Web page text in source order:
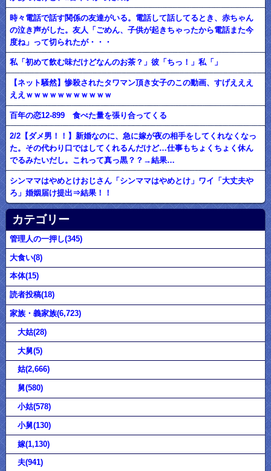
時々電話で話す関係の友達がいる。電話して話してるとき、赤ちゃん
の泣き声がした。友人「ごめん、子供が起きちゃったから電話また今
度ね」って切られたが・・・
私「初めて飲む味だけどなんのお茶？」彼「ちっ！」私「」
【ネット騒然】惨殺されたタワマン頂き女子のこの動画、すげえええ
ええｗｗｗｗｗｗｗｗｗｗｗ
百年の恋12-899 食べた量を張り合ってくる
2/2【ダメ男！！】新婚なのに、急に嫁が夜の相手をしてくれなくなっ
た。その代わり口ではしてくれるんだけど…仕事もちょくちょく休ん
でるみたいだし。これって真っ黒？？→結果…
シンママはやめとけおじさん「シンママはやめとけ」ワイ「大丈夫や
ろ」婚姻届け提出⇒結果！！
カテゴリー
管理人の一押し(345)
大食い(8)
本体(15)
読者投稿(18)
家族・義家族(6,723)
大姑(28)
大舅(5)
姑(2,666)
舅(580)
小姑(578)
小舅(130)
嫁(1,130)
夫(941)